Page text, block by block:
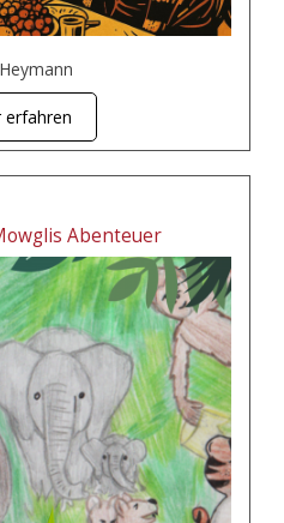
erfahren
Abenteuer